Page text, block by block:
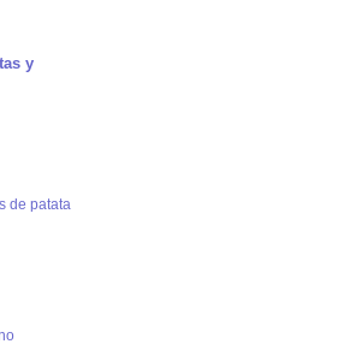
y
de patata